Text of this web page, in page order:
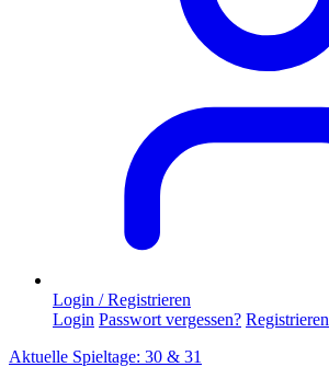
Login / Registrieren
Login Passwort vergessen? Registrieren
Aktuelle Spieltage: 30 & 31